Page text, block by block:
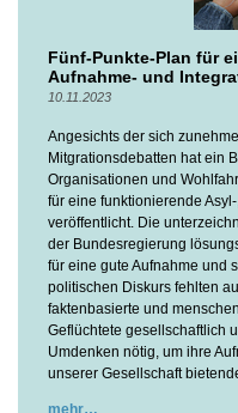
Fünf-Punkte-Plan für
Aufnahme- und
10.11.2023
Angesichts der sich
Mitgrationsdebatten hat ein
Organisationen und
für eine funktionierende
veröffentlicht. Die
der Bundesregierung
für eine gute Aufnahme und
politischen Diskurs fehlten
faktenbasierte und
Geflüchtete gesellschaftlich
Umdenken nötig, um ihre
unserer Gesellschaft
mehr